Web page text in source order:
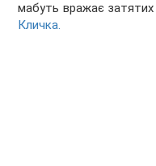
мабуть вражає затятих
Кличка.